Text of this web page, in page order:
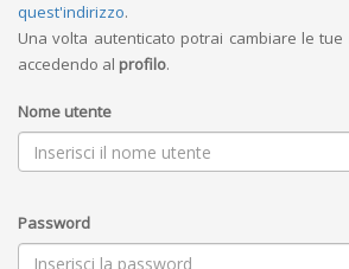
quest'indirizzo.
Una volta autenticato potrai cambiare le
accedendo al profilo.
Nome utente
Password